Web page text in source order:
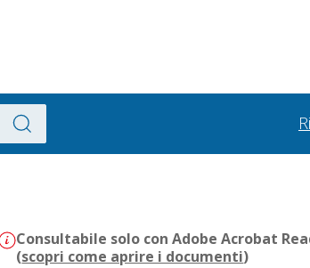
Consultabile solo con Adobe Acrobat
(scopri come aprire i documenti)